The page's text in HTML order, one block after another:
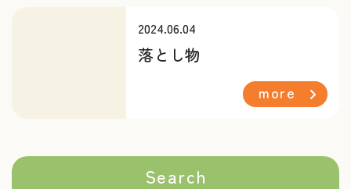
2024.06.04
落とし物
more
Search